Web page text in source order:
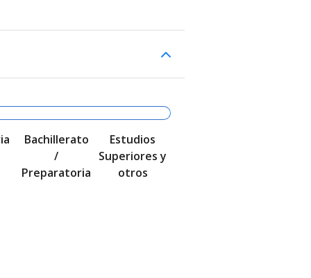
Bachillerato
/
Preparatoria
Estudios
Superiores y
otros